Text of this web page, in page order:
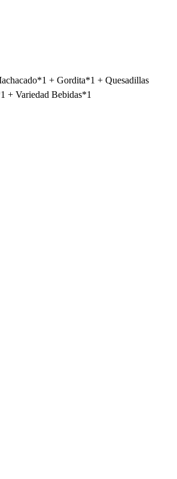
+ Gordita*1 + Quesadillas
+ Variedad Bebidas*1